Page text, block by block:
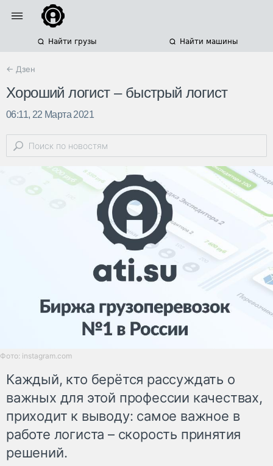
Найти грузы Найти машины
← Дзен
Хороший логист – быстрый логист
06:11, 22 Марта 2021
Фото: instagram.com
Каждый, кто берётся рассуждать о
важных для этой профессии качествах,
приходит к выводу: самое важное в
работе логиста – скорость принятия
решений.